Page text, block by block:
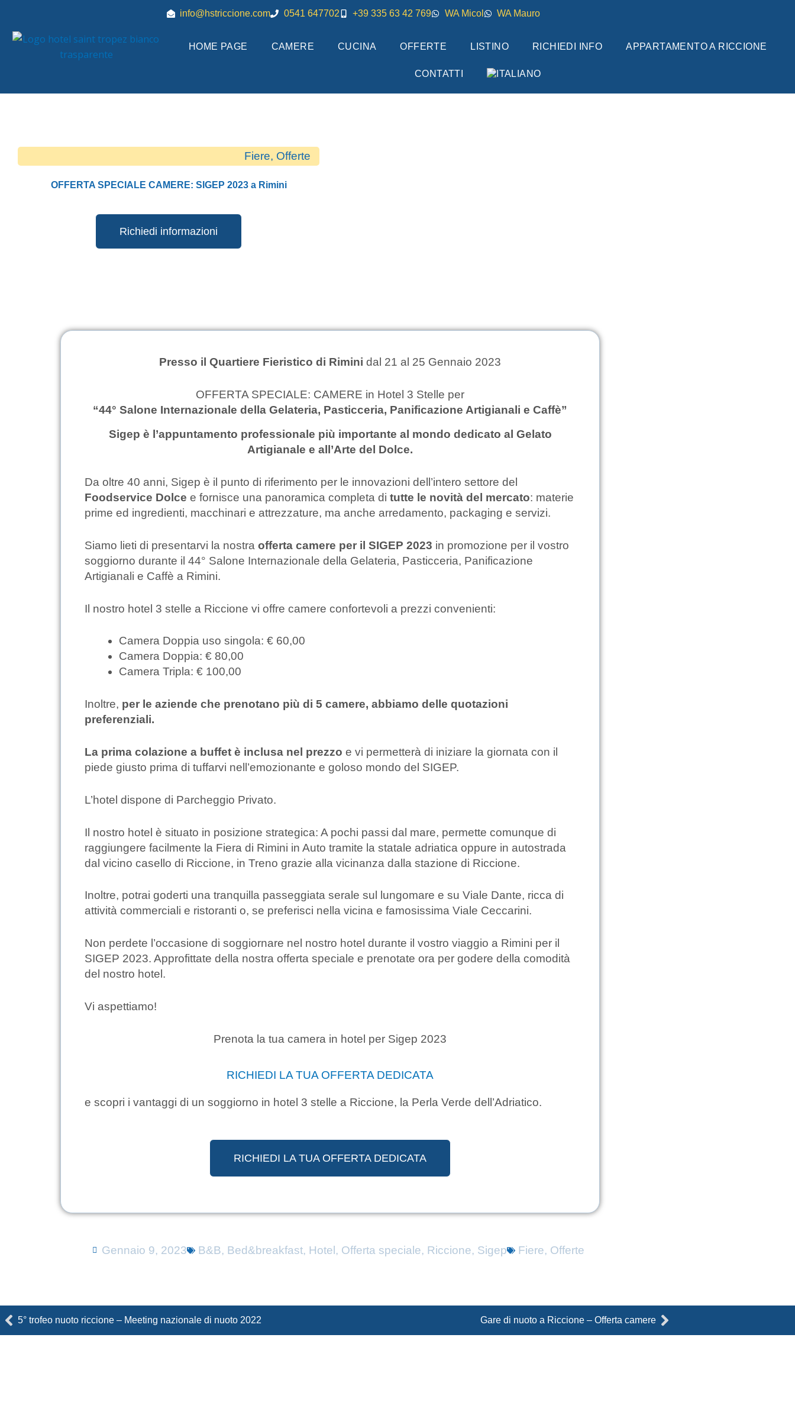
contenuto
info@hstriccione.com 0541 647702 +39 335 63 42 769 WA Micol WA Mauro
HOME PAGE CAMERE CUCINA OFFERTE LISTINO RICHIEDI INFO APPARTAMENTO A RICCIONE
CONTATTI
Fiere, Offerte
OFFERTA SPECIALE CAMERE: SIGEP 2023 a Rimini
Richiedi informazioni
Presso il Quartiere Fieristico di Rimini dal 21 al 25 Gennaio 2023
OFFERTA SPECIALE: CAMERE in Hotel 3 Stelle per
“44° Salone Internazionale della Gelateria, Pasticceria, Panificazione Artigianali e Caffè”
Sigep è l’appuntamento professionale più importante al mondo dedicato al Gelato
Artigianale e all’Arte del Dolce.
Da oltre 40 anni, Sigep è il punto di riferimento per le innovazioni dell’intero settore del
Foodservice Dolce e fornisce una panoramica completa di tutte le novità del mercato: materie
prime ed ingredienti, macchinari e attrezzature, ma anche arredamento, packaging e servizi.
Siamo lieti di presentarvi la nostra offerta camere per il SIGEP 2023 in promozione per il vostro
soggiorno durante il 44° Salone Internazionale della Gelateria, Pasticceria, Panificazione
Artigianali e Caffè a Rimini.
Il nostro hotel 3 stelle a Riccione vi offre camere confortevoli a prezzi convenienti:
Camera Doppia uso singola: € 60,00
Camera Doppia: € 80,00
Camera Tripla: € 100,00
Inoltre, per le aziende che prenotano più di 5 camere, abbiamo delle quotazioni
preferenziali.
La prima colazione a buffet è inclusa nel prezzo e vi permetterà di iniziare la giornata con il
piede giusto prima di tuffarvi nell’emozionante e goloso mondo del SIGEP.
L’hotel dispone di Parcheggio Privato.
Il nostro hotel è situato in posizione strategica: A pochi passi dal mare, permette comunque di
raggiungere facilmente la Fiera di Rimini in Auto tramite la statale adriatica oppure in autostrada
dal vicino casello di Riccione, in Treno grazie alla vicinanza dalla stazione di Riccione.
Inoltre, potrai goderti una tranquilla passeggiata serale sul lungomare e su Viale Dante, ricca di
attività commerciali e ristoranti o, se preferisci nella vicina e famosissima Viale Ceccarini.
Non perdete l’occasione di soggiornare nel nostro hotel durante il vostro viaggio a Rimini per il
SIGEP 2023. Approfittate della nostra offerta speciale e prenotate ora per godere della comodità
del nostro hotel.
Vi aspettiamo!
Prenota la tua camera in hotel per Sigep 2023
RICHIEDI LA TUA OFFERTA DEDICATA
e scopri i vantaggi di un soggiorno in hotel 3 stelle a Riccione, la Perla Verde dell’Adriatico.
RICHIEDI LA TUA OFFERTA DEDICATA
Gennaio 9, 2023 B&B, Bed&breakfast, Hotel , Offerta speciale, Riccione, Sigep Fiere, Offerte
Precedente
5° trofeo nuoto riccione – Meeting nazionale di nuoto 2022 Gare di nuoto a Riccione – Offerta camereSuccessivo